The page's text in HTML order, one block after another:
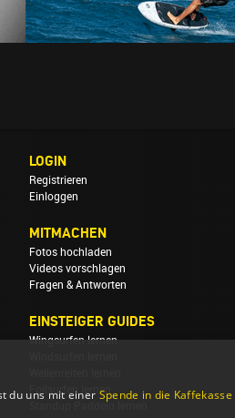
LOGIN
Registrieren
Einloggen
MITMACHEN
Fotos hochladen
Videos vorschlagen
Fragen & Antworten
EINSTEIGER GUIDES
Wingsurfen lernen
Foilsurfen lernen
du uns mit einer Spende in die Kaffekasse